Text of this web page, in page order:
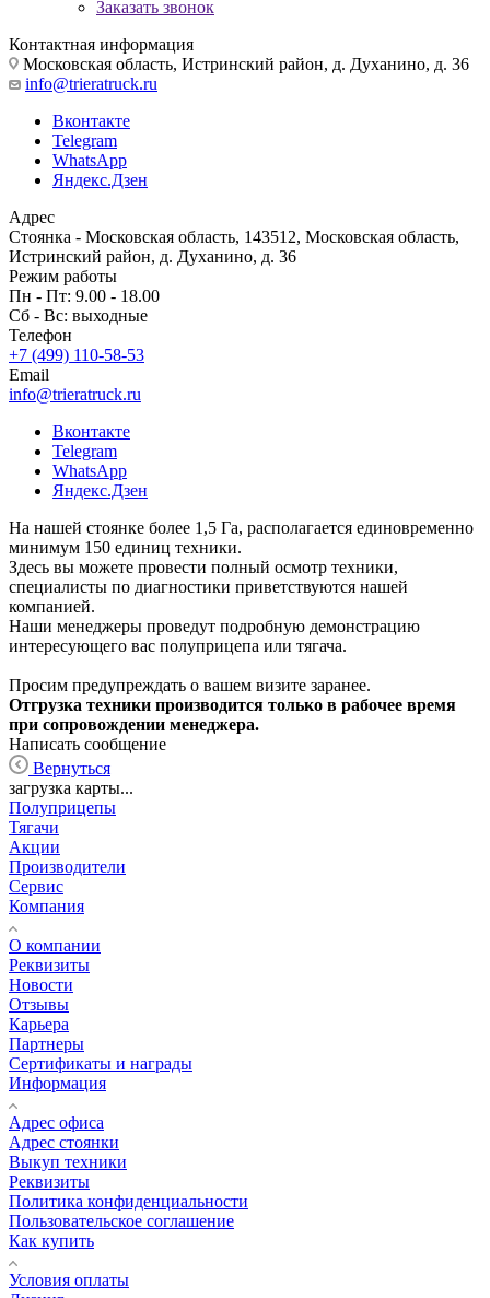
Заказать звонок
Контактная информация
Московская область, Истринский район, д. Духанино, д. 36
info@trieratruck.ru
Вконтакте
Telegram
WhatsApp
Яндекс.Дзен
Адрес
Стоянка - Московская область, 143512, Московская область,
Истринский район, д. Духанино, д. 36
Режим работы
Пн - Пт: 9.00 - 18.00
Сб - Вс: выходные
Телефон
+7 (499) 110-58-53
Email
info@trieratruck.ru
Вконтакте
Telegram
WhatsApp
Яндекс.Дзен
На нашей стоянке более 1,5 Га, располагается единовременно
минимум 150 единиц техники.
Здесь вы можете провести полный осмотр техники,
специалисты по диагностики приветствуются нашей
компанией.
Наши менеджеры проведут подробную демонстрацию
интересующего вас полуприцепа или тягача.
Просим предупреждать о вашем визите заранее.
Отгрузка техники производится только в рабочее время
при сопровождении менеджера.
Написать сообщение
Вернуться
загрузка карты...
Полуприцепы
Тягачи
Акции
Производители
Сервис
Компания
О компании
Реквизиты
Новости
Отзывы
Карьера
Партнеры
Сертификаты и награды
Информация
Адрес офиса
Адрес стоянки
Выкуп техники
Реквизиты
Политика конфиденциальности
Пользовательское соглашение
Как купить
Условия оплаты